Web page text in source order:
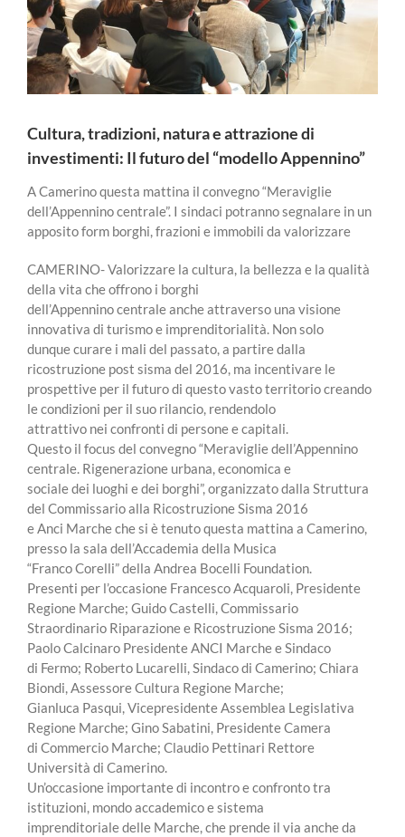
Cultura, tradizioni, natura e attrazione di
investimenti: Il futuro del “modello Appennino”
A Camerino questa mattina il convegno “Meraviglie
dell’Appennino centrale”. I sindaci potranno segnalare in un
apposito form borghi, frazioni e immobili da valorizzare
CAMERINO- Valorizzare la cultura, la bellezza e la qualità
della vita che offrono i borghi
dell’Appennino centrale anche attraverso una visione
innovativa di turismo e imprenditorialità. Non solo
dunque curare i mali del passato, a partire dalla
ricostruzione post sisma del 2016, ma incentivare le
prospettive per il futuro di questo vasto territorio creando
le condizioni per il suo rilancio, rendendolo
attrattivo nei confronti di persone e capitali.
Questo il focus del convegno “Meraviglie dell’Appennino
centrale. Rigenerazione urbana, economica e
sociale dei luoghi e dei borghi”, organizzato dalla Struttura
del Commissario alla Ricostruzione Sisma 2016
e Anci Marche che si è tenuto questa mattina a Camerino,
presso la sala dell’Accademia della Musica
“Franco Corelli” della Andrea Bocelli Foundation.
Presenti per l’occasione Francesco Acquaroli, Presidente
Regione Marche; Guido Castelli, Commissario
Straordinario Riparazione e Ricostruzione Sisma 2016;
Paolo Calcinaro Presidente ANCI Marche e Sindaco
di Fermo; Roberto Lucarelli, Sindaco di Camerino; Chiara
Biondi, Assessore Cultura Regione Marche;
Gianluca Pasqui, Vicepresidente Assemblea Legislativa
Regione Marche; Gino Sabatini, Presidente Camera
di Commercio Marche; Claudio Pettinari Rettore
Università di Camerino.
Un’occasione importante di incontro e confronto tra
istituzioni, mondo accademico e sistema
imprenditoriale delle Marche, che prende il via anche da